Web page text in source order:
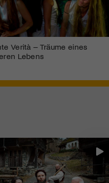
Verità – Träume eines
Lebens